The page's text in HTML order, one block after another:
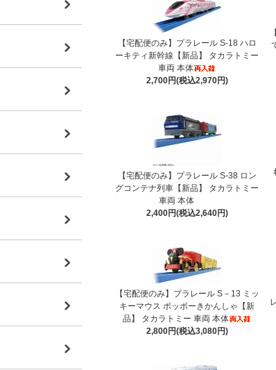
【宅配便のみ】プラレール S-18 ハロ
ーキティ新幹線【新品】 タカラトミー
車両 本体
2,700円(税込2,970円)
【宅配便のみ】プラレール S-38 ロン
グコンテナ列車【新品】 タカラトミー
車両 本体
2,400円(税込2,640円)
【宅配便のみ】プラレール S－13 ミッ
キーマウス ポッポーきかんしゃ【新
品】 タカラトミー 車両 本体
2,800円(税込3,080円)